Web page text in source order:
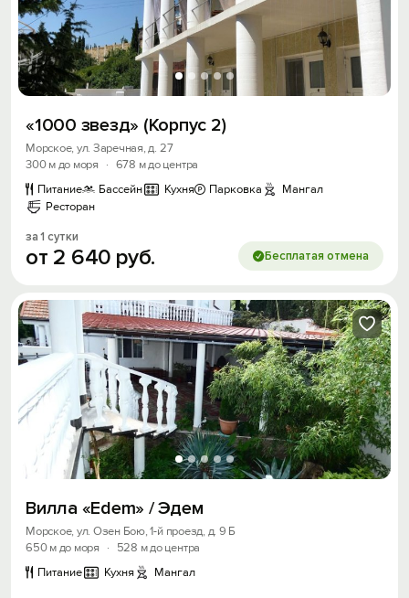
«1000 звезд» (Корпус 2)
Морское, ул. Заречная, д. 27
300 м до моря
· 678 м до центра
Питание
Бассейн Кухня Парковка
Мангал
Ресторан
за 1 сутки
от 2 640 руб. Бесплатая отмена
Вилла «Edem» / Эдем
Морское, ул. Озен Бою, 1-й проезд, д. 9 Б
650 м до моря
·
528 м до центра
Питание
Кухня Мангал